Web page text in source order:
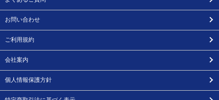
お問い合わせ
ご利用規約
会社案内
個人情報保護方針